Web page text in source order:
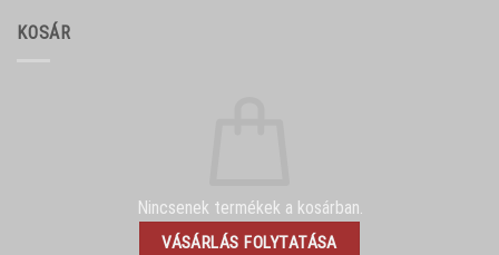
KOSÁR
Nincsenek termékek a kosárban.
VÁSÁRLÁS FOLYTATÁSA